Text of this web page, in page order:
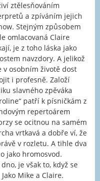
ztělesňováním
a zpíváním jejich
Stejným způsobem
omlacovaná Claire
je z toho láska jako
navzdory. A jelikož
v osobním životě dost
i profesně. Založí
slavného zpěváka
patří k písničkám z
repertoárem
se ocitnou na samém
vrtkavá a dobře ví, že
v rozletu. A tihle dva
jako hromosvod.
je však to, když se
Mike a Claire.